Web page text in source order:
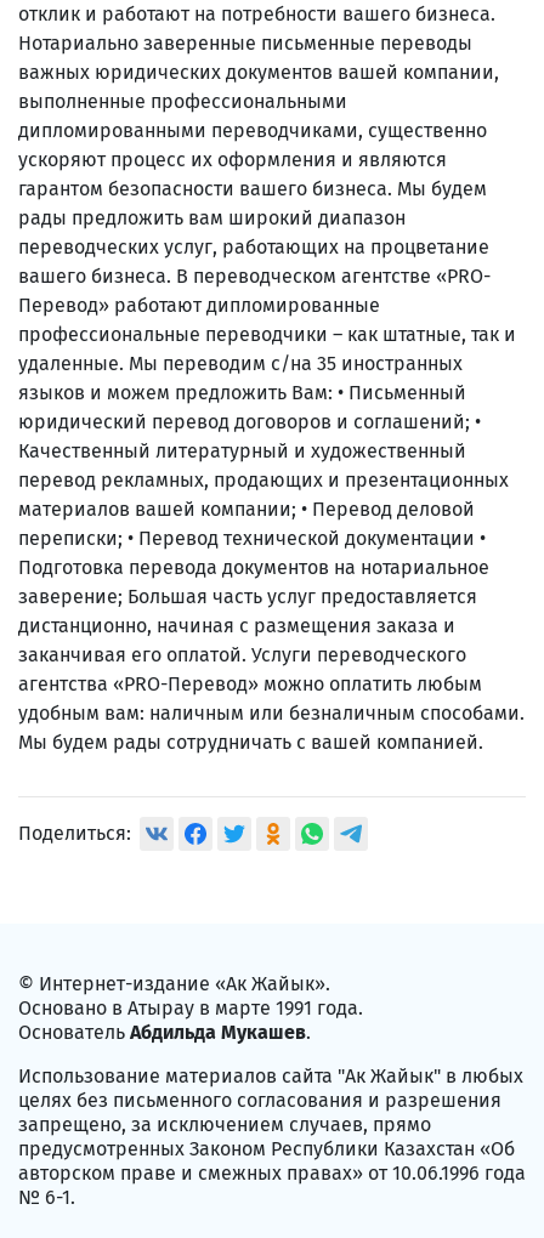
отклик и работают на потребности вашего бизнеса.
Нотариально заверенные письменные переводы
важных юридических документов вашей компании,
выполненные профессиональными
дипломированными переводчиками, существенно
ускоряют процесс их оформления и являются
гарантом безопасности вашего бизнеса. Мы будем
рады предложить вам широкий диапазон
переводческих услуг, работающих на процветание
вашего бизнеса. В переводческом агентстве «PRO-
Перевод» работают дипломированные
профессиональные переводчики – как штатные, так и
удаленные. Мы переводим с/на 35 иностранных
языков и можем предложить Вам: • Письменный
юридический перевод договоров и соглашений; •
Качественный литературный и художественный
перевод рекламных, продающих и презентационных
материалов вашей компании; • Перевод деловой
переписки; • Перевод технической документации •
Подготовка перевода документов на нотариальное
заверение; Большая часть услуг предоставляется
дистанционно, начиная с размещения заказа и
заканчивая его оплатой. Услуги переводческого
агентства «PRO-Перевод» можно оплатить любым
удобным вам: наличным или безналичным способами.
Мы будем рады сотрудничать с вашей компанией.
Поделиться:
© Интернет-издание «Ак Жайык».
Основано в Атырау в марте 1991 года.
Основатель Абдильда Мукашев.
Использование материалов сайта "Ак Жайык" в любых
целях без письменного согласования и разрешения
запрещено, за исключением случаев, прямо
предусмотренных Законом Республики Казахстан «Об
авторском праве и смежных правах» от 10.06.1996 года
№ 6-1.